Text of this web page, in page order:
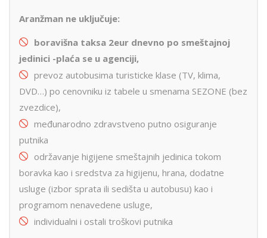
Aranžman ne uključuje:
boravišna taksa 2eur dnevno po smeštajnoj
jedinici -plaća se u agenciji,
prevoz autobusima turisticke klase (TV, klima,
DVD…) po cenovniku iz tabele u smenama SEZONE (bez
zvezdice),
međunarodno zdravstveno putno osiguranje
putnika
održavanje higijene smeštajnih jedinica tokom
boravka kao i sredstva za higijenu, hrana, dodatne
usluge (izbor sprata ili sedišta u autobusu) kao i
programom nenavedene usluge,
individualni i ostali troškovi putnika